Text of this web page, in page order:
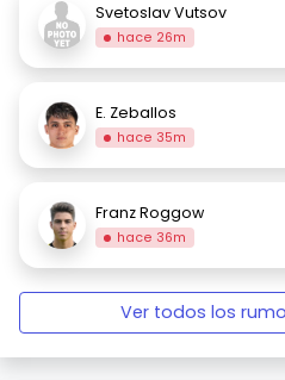
Svetoslav Vutsov
hace 26m
E. Zeballos
hace 35m
Franz Roggow
hace 36m
Ver todos los